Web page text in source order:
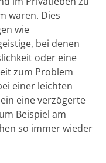
waren. Dies
wie
bei denen
oder eine
zum Problem
einer leichten
eine verzögerte
Beispiel am
so immer wieder